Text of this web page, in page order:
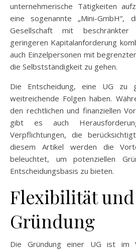
unternehmerische Tätigkeiten
eine sogenannte „Mini-
Gesellschaft mit
geringeren Kapitalanforderung
auch Einzelpersonen mit
die Selbstständigkeit zu gehen.
Die Entscheidung, eine UG zu
weitreichende Folgen haben.
den rechtlichen und finanziellen
gibt es auch
Verpflichtungen, die
diesem Artikel werden die
beleuchtet, um potenziellen
Entscheidungsbasis zu bieten.
Flexibilität
Gründung
Die Gründung einer UG ist im